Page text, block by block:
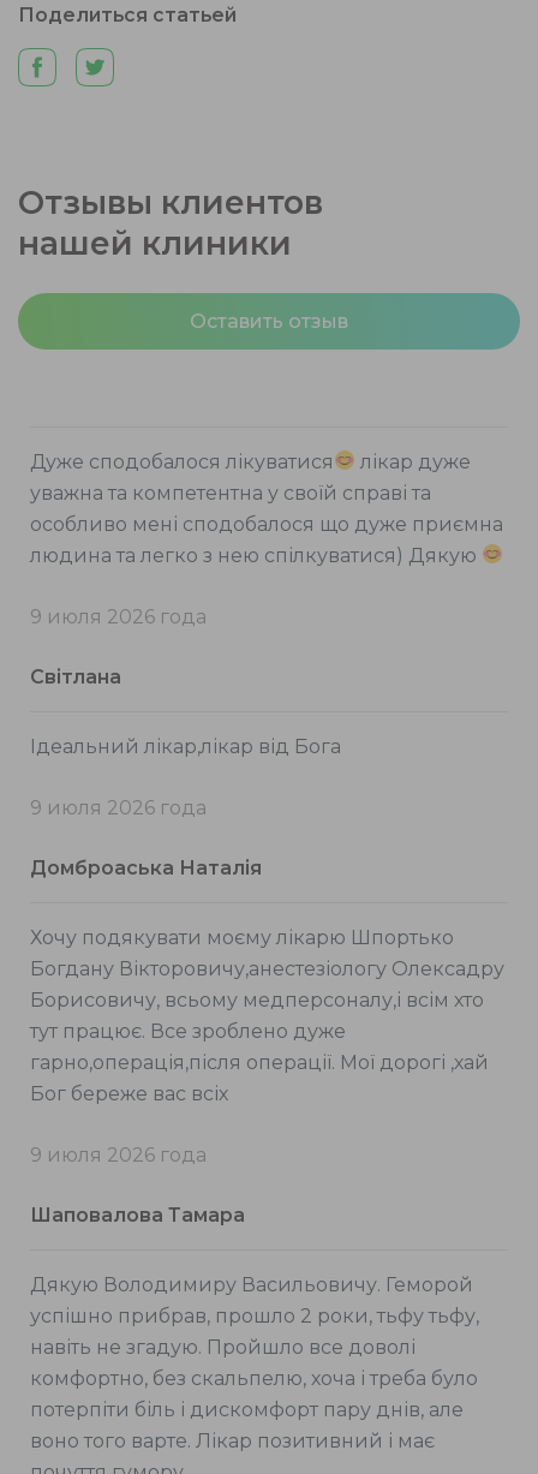
Поделиться статьей
Отзывы клиентов
нашей клиники
Оставить отзыв
Дуже сподобалося лікуватися
лікар дуже
уважна та компетентна у своїй справі та
особливо мені сподобалося що дуже приємна
людина та легко з нею спілкуватися) Дякую
9 июля 2026 года
Світлана
Ідеальний лікар,лікар від Бога
9 июля 2026 года
Домброаська Наталія
Хочу подякувати моєму лікарю Шпортько
Богдану Вікторовичу,анестезіологу Олексадру
Борисовичу, всьому медперсоналу,і всім хто
тут працює. Все зроблено дуже
гарно,операція,після операції. Мої дорогі ,хай
Бог береже вас всіх
9 июля 2026 года
Шаповалова Тамара
Дякую Володимиру Васильовичу. Геморой
успішно прибрав, прошло 2 роки, тьфу тьфу,
навіть не згадую. Пройшло все доволі
комфортно, без скальпелю, хоча і треба було
потерпіти біль і дискомфорт пару днів, але
воно того варте. Лікар позитивний і має